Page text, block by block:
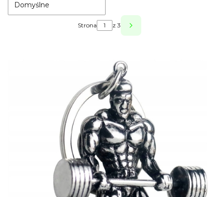
Domyślne
Strona z 3 Następne produkty